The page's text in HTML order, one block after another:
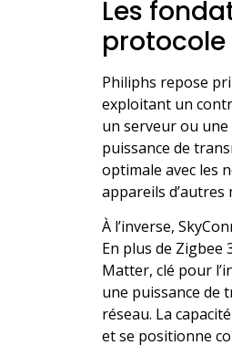
Les
Philiphs repose
exploitant un
un serveur ou
puissance de
optimale avec les
appareils
À l’inverse,
En plus de
Matter, clé pour
une puissance de
réseau. La
et se positionne